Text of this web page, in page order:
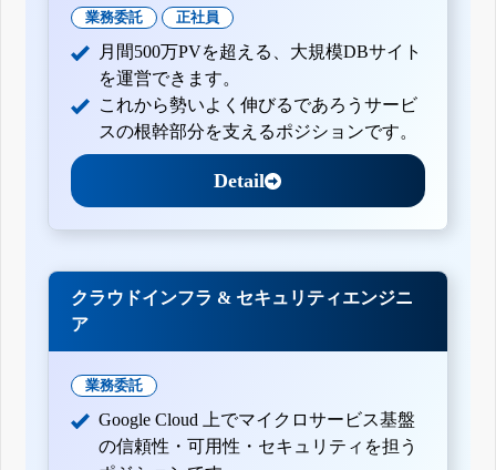
業務委託 正社員
月間500万PVを超える、大規模DBサイト
を運営できます。
これから勢いよく伸びるであろうサービ
スの根幹部分を支えるポジションです。
Detail
クラウドインフラ & セキュリティエンジニ
ア
業務委託
Google Cloud 上でマイクロサービス基盤
の信頼性・可用性・セキュリティを担う